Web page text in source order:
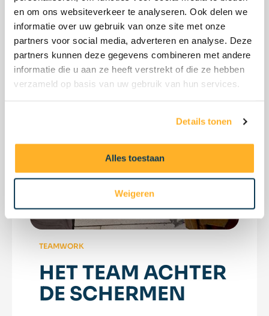
en om ons websiteverkeer te analyseren. Ook delen we
informatie over uw gebruik van onze site met onze
partners voor social media, adverteren en analyse. Deze
partners kunnen deze gegevens combineren met andere
informatie die u aan ze heeft verstrekt of die ze hebben
verzameld op basis van uw gebruik van hun services.
Details tonen
Alles toestaan
Weigeren
TEAMWORK
HET TEAM ACHTER
DE SCHERMEN